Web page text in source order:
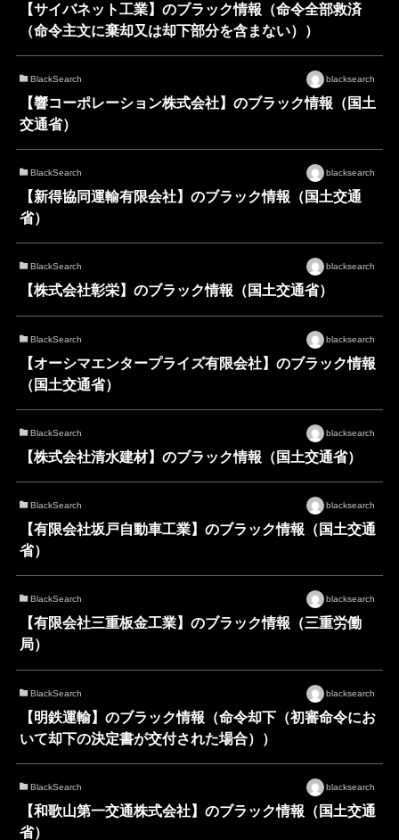
【サイバネット工業】のブラック情報（命令全部救済
（命令主文に棄却又は却下部分を含まない））
BlackSearch blacksearch
【響コーポレーション株式会社】のブラック情報（国土
交通省）
BlackSearch blacksearch
【新得協同運輸有限会社】のブラック情報（国土交通
省）
BlackSearch blacksearch
【株式会社彰栄】のブラック情報（国土交通省）
BlackSearch blacksearch
【オーシマエンタープライズ有限会社】のブラック情報
（国土交通省）
BlackSearch blacksearch
【株式会社清水建材】のブラック情報（国土交通省）
BlackSearch blacksearch
【有限会社坂戸自動車工業】のブラック情報（国土交通
省）
BlackSearch blacksearch
【有限会社三重板金工業】のブラック情報（三重労働
局）
BlackSearch blacksearch
【明鉄運輸】のブラック情報（命令却下（初審命令にお
いて却下の決定書が交付された場合））
BlackSearch blacksearch
【和歌山第一交通株式会社】のブラック情報（国土交通
省）